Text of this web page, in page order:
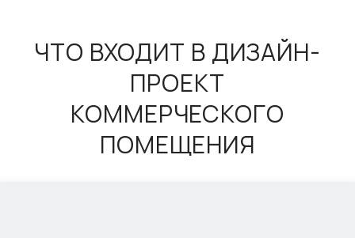
ЧТО ВХОДИТ В ДИЗАЙН-
ПРОЕКТ
КОММЕРЧЕСКОГО
ПОМЕЩЕНИЯ